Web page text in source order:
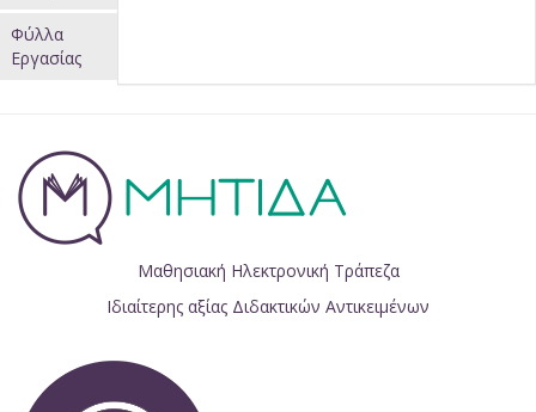
Φύλλα
Εργασίας
Μαθησιακή Ηλεκτρονική Τράπεζα
Ιδιαίτερης αξίας Διδακτικών Αντικειμένων